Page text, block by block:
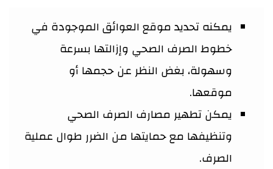
يمكنه تحديد موقع العوائق الموجودة في
خطوط الصرف الصحي وإزالتها بسرعة
وسهولة، بغض النظر عن حجمها أو
موقعها.
يمكن تطهير مصارف الصرف الصحي
وتنظيفها مع حمايتها من الضرر طوال عملية
الصرف.